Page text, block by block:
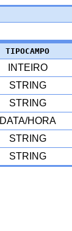
TIPOCAMPO
INTEIRO
STRING
STRING
DATA/HORA
STRING
STRING